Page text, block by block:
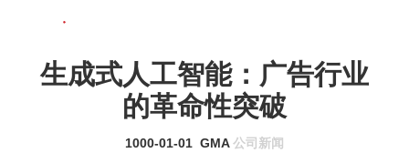
生成式人工智能：广告行业
的革命性突破
1000-01-01 GMA 公司新闻